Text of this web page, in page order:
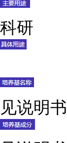
科研
见说明书